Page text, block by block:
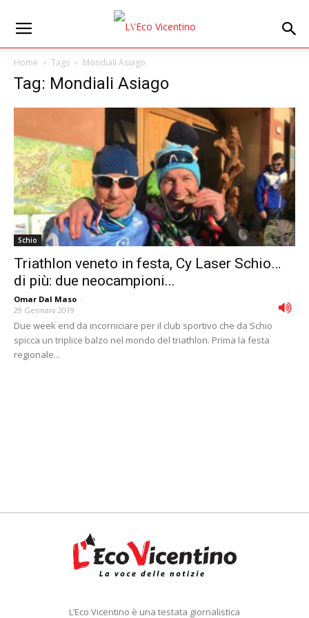
Home Tags Mondiali Asiago
Tag: Mondiali Asiago
Schio
Triathlon veneto in festa, Cy Laser Schio…
di più: due neocampioni...
Omar Dal Maso -
29 Gennaio 2019
Due week end da incorniciare per il club sportivo che da Schio
spicca un triplice balzo nel mondo del triathlon. Prima la festa
regionale...
L’Eco Vicentino è una testata giornalistica